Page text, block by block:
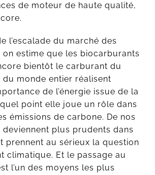
de moteur de haute qualité,
l’escalade du marché des
estime que les biocarburants
bientôt le carburant du
du monde entier réalisent
de l’énergie issue de la
point elle joue un rôle dans
émissions de carbone. De nos
plus prudents dans
prennent au sérieux la question
climatique. Et le passage au
l’un des moyens les plus